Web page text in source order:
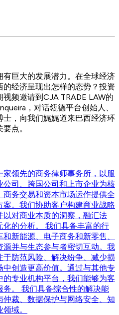
巨大的发展潜力。在全球经济
经济呈现出怎样的态势？投资
频邀请到CJA TRADE LAW的
，对话瓴德平台创始人、
，向我们娓娓道来巴西经济环
点。
领先的商务律师事务所，以服
司、跨国公司和上市企业为核
务交易和资本市场运作提供全
。我们协助客户构建商业战略
对商业本质的洞察，融汇法
的分析。 我们具备丰富的行
新能源、电子商务和新零售、
并与生态参与者密切互动。我
防范风险、解决纷争、减少损
创造更高价值。通过与其他专
专业机构平台，我们能够为客
务。 我们具备综合性的解决能
裁、数据保护与网络安全、知
域。